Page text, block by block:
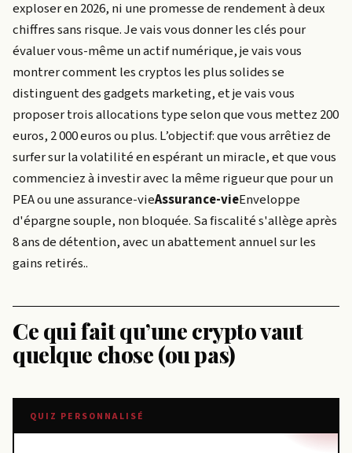
exploser en 2026, ni une promesse de rendement à deux
chiffres sans risque. Je vais vous donner les clés pour
évaluer vous-même un actif numérique, je vais vous
montrer comment les cryptos les plus solides se
distinguent des gadgets marketing, et je vais vous
proposer trois allocations type selon que vous mettez 200
euros, 2 000 euros ou plus. L’objectif: que vous arrêtiez de
surfer sur la volatilité en espérant un miracle, et que vous
commenciez à investir avec la même rigueur que pour un
PEA ou uneassurance-vieAssurance-vieEnveloppe
d'épargne souple, non bloquée. Sa fiscalité s'allège après
8 ans de détention, avec un abattement annuel sur les
gains retirés..
Ce qui fait qu’une crypto vaut
quelque chose (ou pas)
QUIZ PERSONNALISÉ